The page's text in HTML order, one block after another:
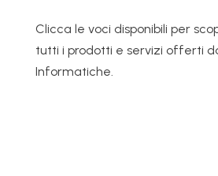
Clicca le voci disponibili per
tutti i prodotti e servizi offerti
Informatiche.